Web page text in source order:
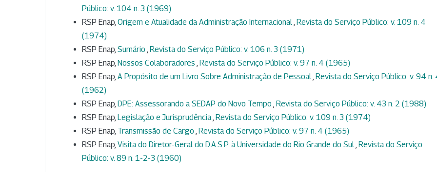
Público: v. 104 n. 3 (1969)
RSP Enap, Origem e Atualidade da Administração Internacional, Revista do Serviço Público: v. 109 n. 4
(1974)
RSP Enap, Sumário , Revista do Serviço Público: v. 106 n. 3 (1971)
RSP Enap, Nossos Colaboradores , Revista do Serviço Público: v. 97 n. 4 (1965)
RSP Enap, A Propósito de um Livro Sobre Administração de Pessoal, Revista do Serviço Público: v. 94 n.
(1962)
RSP Enap, DPE: Assessorando a SEDAP do Novo Tempo , Revista do Serviço Público: v. 43 n. 2 (1988)
RSP Enap, Legislação e Jurisprudência, Revista do Serviço Público: v. 109 n. 3 (1974)
RSP Enap, Transmissão de Cargo , Revista do Serviço Público: v. 97 n. 4 (1965)
RSP Enap, Visita do Diretor-Geral do D.A.S.P. à Universidade do Rio Grande do Sul, Revista do Serviço
Público: v. 89 n. 1-2-3 (1960)